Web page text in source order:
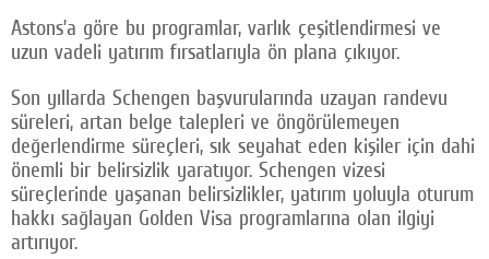
Astons’a göre bu programlar, varlık çeşitlendirmesi ve
uzun vadeli yatırım fırsatlarıyla ön plana çıkıyor.
Son yıllarda Schengen başvurularında uzayan randevu
süreleri, artan belge talepleri ve öngörülemeyen
değerlendirme süreçleri, sık seyahat eden kişiler için dahi
önemli bir belirsizlik yaratıyor. Schengen vizesi
süreçlerinde yaşanan belirsizlikler, yatırım yoluyla oturum
hakkı sağlayan Golden Visa programlarına olan ilgiyi
artırıyor.